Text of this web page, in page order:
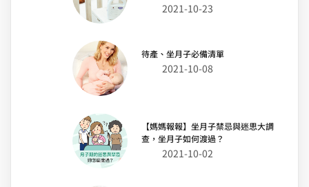
2021-10-23
待產、坐月子必備清單
2021-10-08
【媽媽報報】坐月子禁忌與迷思大調
查，坐月子如何渡過？
2021-10-02